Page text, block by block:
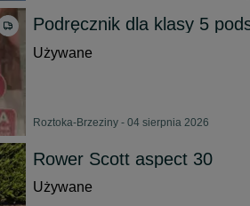
Podręcznik dla klasy 5
Używane
Roztoka-Brzeziny - 04 sierpnia 2026
Rower Scott aspect 30
Używane